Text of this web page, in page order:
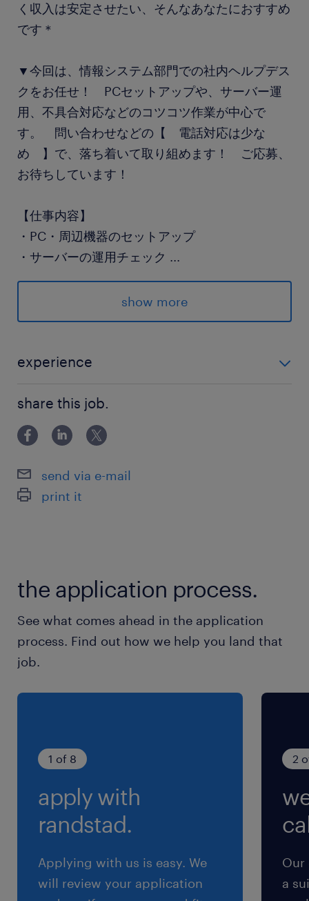
く収入は安定させたい、そんなあなたにおすすめ
です＊
▼今回は、情報システム部門での社内ヘルプデス
クをお任せ！ PCセットアップや、サーバー運
用、不具合対応などのコツコツ作業が中心で
す。 問い合わせなどの【 電話対応は少な
め 】で、落ち着いて取り組めます！ ご応募、
お待ちしています！
【仕事内容】
・PC・周辺機器のセットアップ
・サーバーの運用チェック ...
・セキュリティツールの管理
・問い合わせ対応（件数少なめ）
《 博多 》
＊itヘルプデスク
＊残業なし
＊社会保険完備
最寄駅
土日祝日
土日祝休み（完全週休2日制）
就業時間
交通費
※【 上限4万まで 】支給いたします！(※バス代
支給あり、弊社規定に基づく)
show more
experience
がある方 ・NW、サーバー運用のご経験がある方
share this job.
send via e-mail
print it
the application process.
See what comes ahead in the application
process. Find out how we help you land that
job.
1 of 8
apply with
randstad.
Applying with us is easy. We
will review your application
2
Our
a